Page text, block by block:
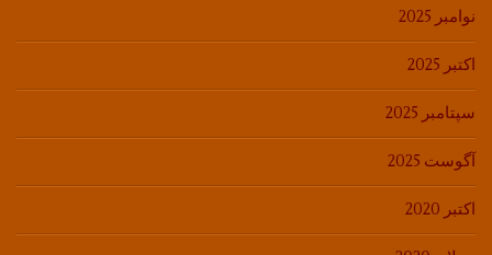
نوامبر 2025
اکتبر 2025
سپتامبر 2025
آگوست 2025
اکتبر 2020